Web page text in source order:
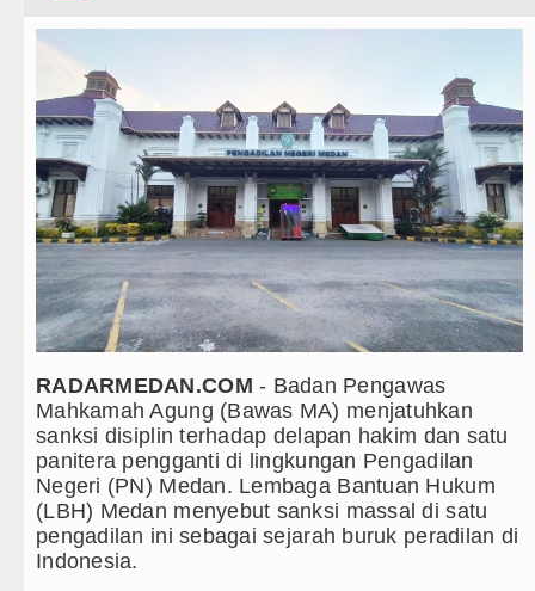
Internasional
Wisata
TIPS dan TRIK
+ Lainnya
Video
Kesehatan
Siraman Rohani
Bikin Resah Warga, 22 Motor
Akses Jalan ke Pemandian Air
Dayang Nan Tujuh
Transnusa Resmikan
Juventus vs Palermo Laga
Arsenal Juara Emirates Cup
Liverpool Ditekuk Monaco pada
Manchester City Bangkit untuk
Bobby Nasution Siapkan
Kasus Penutupan Gereja Lapor
Bikin Resah Warga, 22 Motor
RADARMEDAN.COM- Badan Pengawas
Mahkamah Agung (Bawas MA) menjatuhkan
sanksi disiplin terhadap delapan hakim dan satu
panitera pengganti di lingkungan Pengadilan
Negeri (PN) Medan. Lembaga Bantuan Hukum
(LBH) Medan menyebut sanksi massal di satu
pengadilan ini sebagai sejarah buruk peradilan di
Indonesia.